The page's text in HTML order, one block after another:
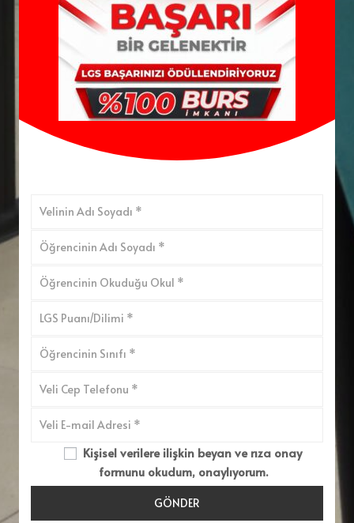
Kişisel verilere ilişkin beyan ve rıza onay
formunu okudum, onaylıyorum.